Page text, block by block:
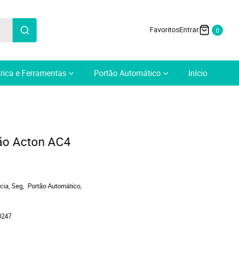
0
e Ferramentas Portão Automático Início
Acton AC4
Seg
Portão Automático